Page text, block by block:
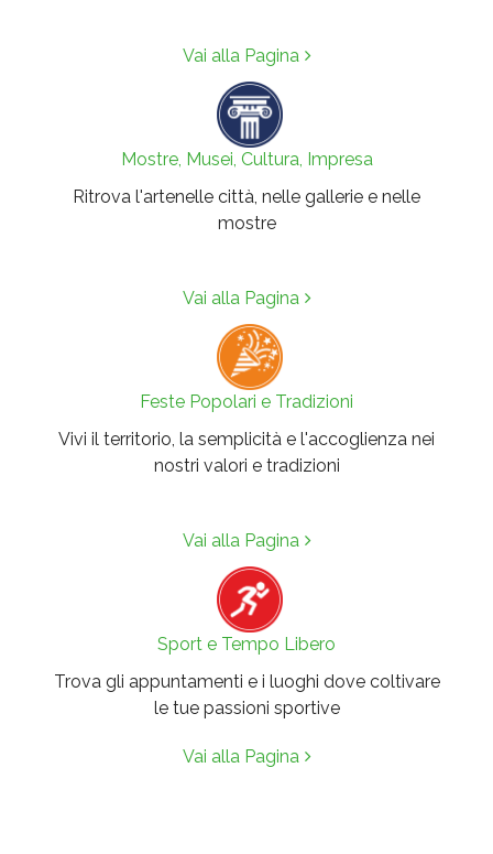
Vai alla Pagina
Mostre, Musei, Cultura, Impresa
Ritrova l'artenelle città, nelle gallerie e nelle
mostre
Vai alla Pagina
Feste Popolari e Tradizioni
Vivi il territorio, la semplicità e l'accoglienza nei
nostri valori e tradizioni
Vai alla Pagina
Sport e Tempo Libero
Trova gli appuntamenti e i luoghi dove coltivare
le tue passioni sportive
Vai alla Pagina